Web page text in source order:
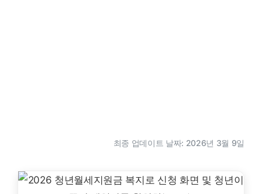
최종 업데이트 날짜: 2026년 3월 9일